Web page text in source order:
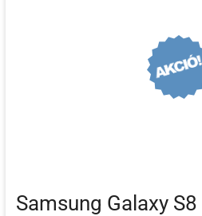
Samsung Galaxy S8